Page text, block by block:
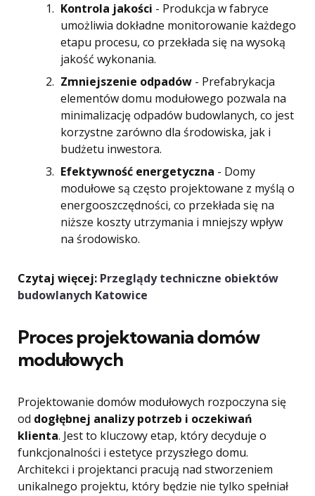
Kontrola jakości - Produkcja w fabryce
umożliwia dokładne monitorowanie każdego
etapu procesu, co przekłada się na wysoką
jakość wykonania.
Zmniejszenie odpadów - Prefabrykacja
elementów domu modułowego pozwala na
minimalizację odpadów budowlanych, co jest
korzystne zarówno dla środowiska, jak i
budżetu inwestora.
Efektywność energetyczna - Domy
modułowe są często projektowane z myślą o
energooszczędności, co przekłada się na
niższe koszty utrzymania i mniejszy wpływ
na środowisko.
Czytaj więcej: Przeglądy techniczne obiektów
budowlanych Katowice
Proces projektowania domów
modułowych
Projektowanie domów modułowych rozpoczyna się
od dogłębnej analizy potrzeb i oczekiwań
klienta. Jest to kluczowy etap, który decyduje o
funkcjonalności i estetyce przyszłego domu.
Architekci i projektanci pracują nad stworzeniem
unikalnego projektu, który będzie nie tylko spełniał